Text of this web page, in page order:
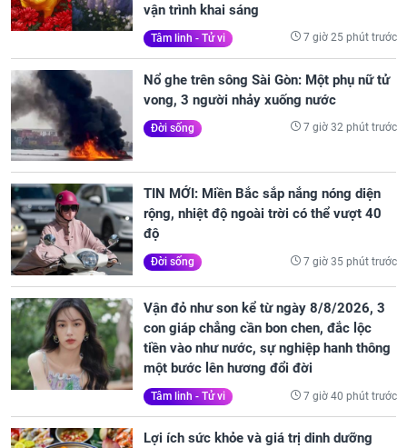
vận trình khai sáng
Tâm linh - Tử vi 7 giờ 25 phút trước
Nổ ghe trên sông Sài Gòn: Một phụ nữ tử
vong, 3 người nhảy xuống nước
Đời sống 7 giờ 32 phút trước
TIN MỚI: Miền Bắc sắp nắng nóng diện
rộng, nhiệt độ ngoài trời có thể vượt 40
độ
Đời sống 7 giờ 35 phút trước
Vận đỏ như son kể từ ngày 8/8/2026, 3
con giáp chẳng cần bon chen, đắc lộc
tiền vào như nước, sự nghiệp hanh thông
một bước lên hương đổi đời
Tâm linh - Tử vi 7 giờ 40 phút trước
Lợi ích sức khỏe và giá trị dinh dưỡng